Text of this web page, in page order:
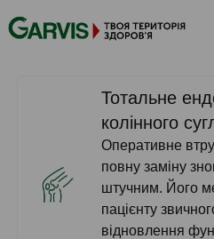
Тотальне
колінного
Оперативне
повну заміну
штучним. Його
пацієнту
відновлення